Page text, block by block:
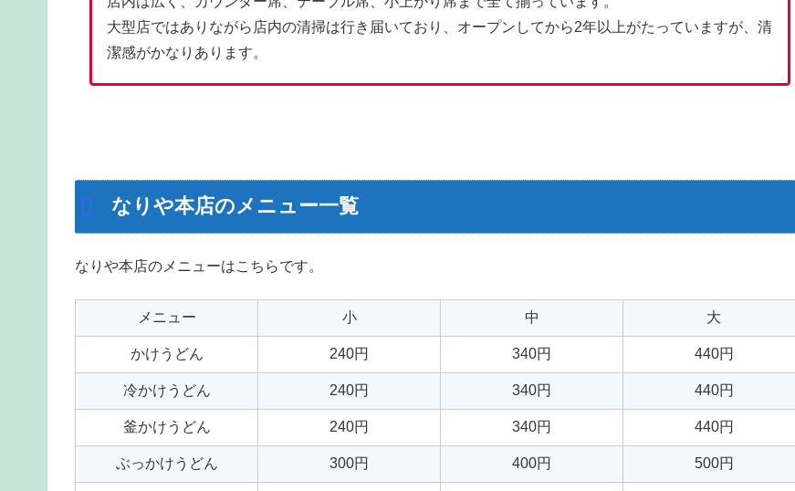
大型店ではありながら店内の清掃は行き届いており、オープンしてから2年以上がたっていますが、清
潔感がかなりあります。
なりや本店のメニュー一覧
なりや本店のメニューはこちらです。
メニュー 小 中 大
かけうどん 240円 340円 440円
冷かけうどん 240円 340円 440円
釜かけうどん 240円 340円 440円
ぶっかけうどん 300円 400円 500円